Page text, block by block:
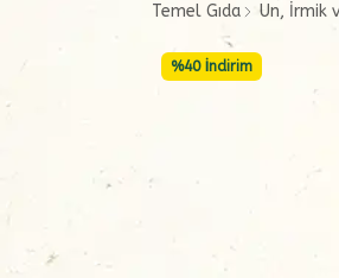
Temel Gıda Un, İrmik
%40 İndirim